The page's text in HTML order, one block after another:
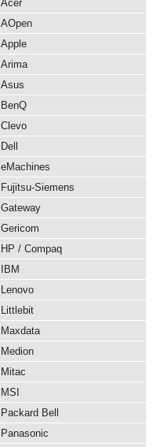
Acer
AOpen
Apple
Arima
Asus
BenQ
Clevo
Dell
eMachines
Fujitsu-Siemens
Gateway
Gericom
HP / Compaq
IBM
Lenovo
Littlebit
Maxdata
Medion
Mitac
MSI
Packard Bell
Panasonic